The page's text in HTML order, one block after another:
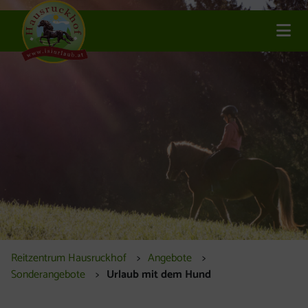
Inhalt [1]
Navigation [2]
Reitzentrum Hausruckhof
Angebote
Sonderangebote
Urlaub mit dem Hund